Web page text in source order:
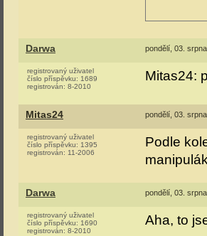
Darwa pondělí, 03.
registrovaný uživatel
číslo příspěvku: 1689
registrován: 8-2010
Mitas24:
Mitas24 pondělí, 03.
registrovaný uživatel
číslo příspěvku: 1395
registrován: 11-2006
Podle
Darwa pondělí, 03.
registrovaný uživatel
číslo příspěvku: 1690
registrován: 8-2010
Aha, to